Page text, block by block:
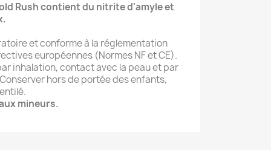
Rush contient du nitrite d'amyle et
et conforme à la réglementation
européennes (Normes NF et CE).
inhalation, contact avec la peau et par
hors de portée des enfants,
mineurs.